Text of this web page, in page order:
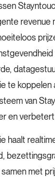
te
van
en
haalt
met